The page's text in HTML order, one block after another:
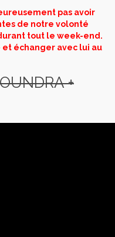
pas avoir
de notre volonté
tout le week-end.
et échanger avec lui au
+